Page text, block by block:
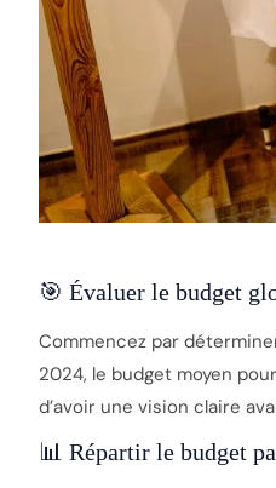
🎯 Évaluer le budget
Commencez par
2024, le budget moyen
d’avoir une vision claire
📊 Répartir le budget